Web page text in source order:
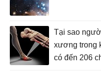
Tại sao
xương trong
có đến 206